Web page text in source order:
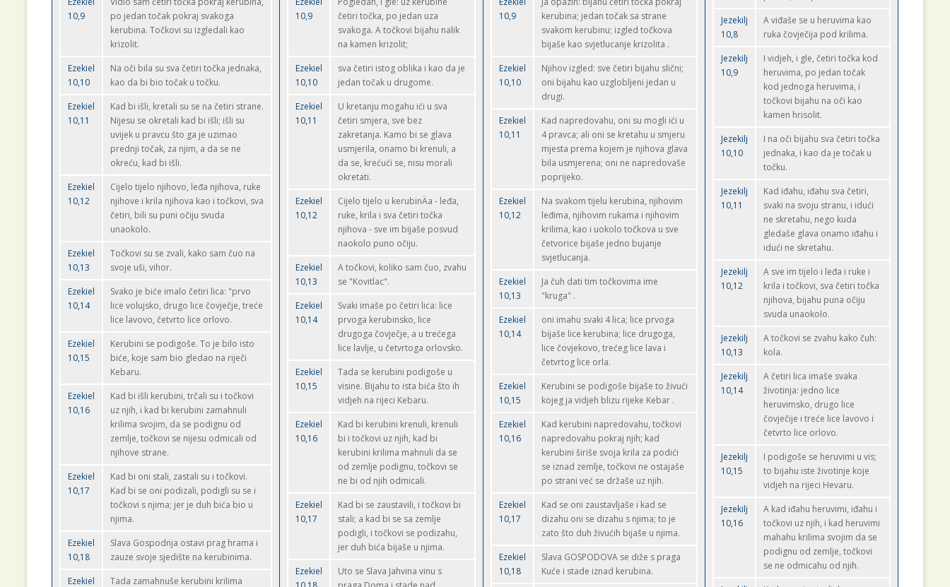
10,9
po jedan točak pokraj svakoga
kerubina. Točkovi su izgledali kao
krizolit.
Ezekiel
10,10
Na oči bila su sva četiri točka jednaka,
kao da bi bio točak u točku.
Ezekiel
10,11
Kad bi išli, kretali su se na četiri strane.
Nijesu se okretali kad bi išli; išli su
uvijek u pravcu što ga je uzimao
prednji točak, za njim, a da se ne
okreću, kad bi išli.
Ezekiel
10,12
Cijelo tijelo njihovo, leđa njihova, ruke
njihove i krila njihova kao i točkovi, sva
četiri, bili su puni očiju svuda
unaokolo.
Ezekiel
10,13
Točkovi su se zvali, kako sam čuo na
svoje uši, vihor.
Ezekiel
10,14
Svako je biće imalo četiri lica: "prvo
lice volujsko, drugo lice čovječje, treće
lice lavovo, četvrto lice orlovo.
Ezekiel
10,15
Kerubini se podigoše. To je bilo isto
biće, koje sam bio gledao na riječi
Kebaru.
Ezekiel
10,16
Kad bi išli kerubini, trčali su i točkovi
uz njih, i kad bi kerubini zamahnuli
krilima svojim, da se podignu od
zemlje, točkovi se nijesu odmicali od
njihove strane.
Ezekiel
10,17
Kad bi oni stali, zastali su i točkovi.
Kad bi se oni podizali, podigli su se i
točkovi s njima; jer je duh bića bio u
njima.
Ezekiel
10,18
Slava Gospodnja ostavi prag hrama i
zauze svoje sjedište na kerubinima.
Ezekiel
Tada zamahnuše kerubini krilima
10,9
četiri točka, po jedan uza
svakoga. A točkovi bijahu nalik
na kamen krizolit;
Ezekiel
10,10
sva četiri istog oblika i kao da je
jedan točak u drugome.
Ezekiel
10,11
U kretanju mogahu ići u sva
četiri smjera, sve bez
zakretanja. Kamo bi se glava
usmjerila, onamo bi krenuli, a
da se, krećući se, nisu morali
okretati.
Ezekiel
10,12
Cijelo tijelo u kerubinÄa - leđa,
ruke, krila i sva četiri točka
njihova - sve im bijaše posvud
naokolo puno očiju.
Ezekiel
10,13
A točkovi, koliko sam čuo, zvahu
se "Kovitlac".
Ezekiel
10,14
Svaki imaše po četiri lica: lice
prvoga kerubinsko, lice
drugoga čovječje, a u trećega
lice lavlje, u četvrtoga orlovsko.
Ezekiel
10,15
Tada se kerubini podigoše u
visine. Bijahu to ista bića što ih
vidjeh na rijeci Kebaru.
Ezekiel
10,16
Kad bi kerubini krenuli, krenuli
bi i točkovi uz njih, kad bi
kerubini krilima mahnuli da se
od zemlje podignu, točkovi se
ne bi od njih odmicali.
Ezekiel
10,17
Kad bi se zaustavili, i točkovi bi
stali; a kad bi se sa zemlje
podigli, i točkovi se podizahu,
jer duh bića bijaše u njima.
Ezekiel
Uto se Slava Jahvina vinu s
10,9
kerubina; jedan točak sa strane
svakom kerubinu; izgled točkova
bijaše kao svjetlucanje krizolita .
Ezekiel
10,10
Njihov izgled: sve četiri bijahu slični;
oni bijahu kao uzglobljeni jedan u
drugi.
Ezekiel
10,11
Kad napredovahu, oni su mogli ići u
4 pravca; ali oni se kretahu u smjeru
mjesta prema kojem je njihova glava
bila usmjerena; oni ne napredovaše
poprijeko.
Ezekiel
10,12
Na svakom tijelu kerubina, njihovim
leđima, njihovim rukama i njihovim
krilima, kao i uokolo točkova u sve
četvorice bijaše jedno bujanje
svjetlucanja.
Ezekiel
10,13
Ja čuh dati tim točkovima ime
"kruga" .
Ezekiel
10,14
oni imahu svaki 4 lica; lice prvoga
bijaše lice kerubina; lice drugoga,
lice čovjekovo, trećeg lice lava i
četvrtog lice orla.
Ezekiel
10,15
Kerubini se podigoše bijaše to živući
kojeg ja vidjeh blizu rijeke Kebar .
Ezekiel
10,16
Kad kerubini napredovahu, točkovi
napredovahu pokraj njih; kad
kerubini širiše svoja krila za podići
se iznad zemlje, točkovi ne ostajaše
po strani već se držaše uz njih.
Ezekiel
10,17
Kad se oni zaustavljaše i kad se
dizahu oni se dizahu s njima; to je
zato što duh živućih bijaše u njima.
Ezekiel
10,18
Slava GOSPODOVA se diže s praga
Kuće i stade iznad kerubina.
Jezekilj
10,8
A viđaše se u heruvima kao
ruka čovječija pod krilima.
Jezekilj
10,9
I vidjeh, i gle, četiri točka kod
heruvima, po jedan točak
kod jednoga heruvima, i
točkovi bijahu na oči kao
kamen hrisolit.
Jezekilj
10,10
I na oči bijahu sva četiri točka
jednaka, i kao da je točak u
točku.
Jezekilj
10,11
Kad iđahu, iđahu sva četiri,
svaki na svoju stranu, i idući
ne skretahu, nego kuda
gledaše glava onamo iđahu i
idući ne skretahu.
Jezekilj
10,12
A sve im tijelo i leđa i ruke i
krila i točkovi, sva četiri točka
njihova, bijahu puna očiju
svuda unaokolo.
Jezekilj
10,13
A točkovi se zvahu kako čuh:
kola.
Jezekilj
10,14
A četiri lica imaše svaka
životinja: jedno lice
heruvimsko, drugo lice
čovječije i treće lice lavovo i
četvrto lice orlovo.
Jezekilj
10,15
I podigoše se heruvimi u vis;
to bijahu iste životinje koje
vidjeh na rijeci Hevaru.
Jezekilj
10,16
A kad iđahu heruvimi, iđahu i
točkovi uz njih, i kad heruvimi
mahahu krilima svojim da se
podignu od zemlje, točkovi
se ne odmicahu od njih.